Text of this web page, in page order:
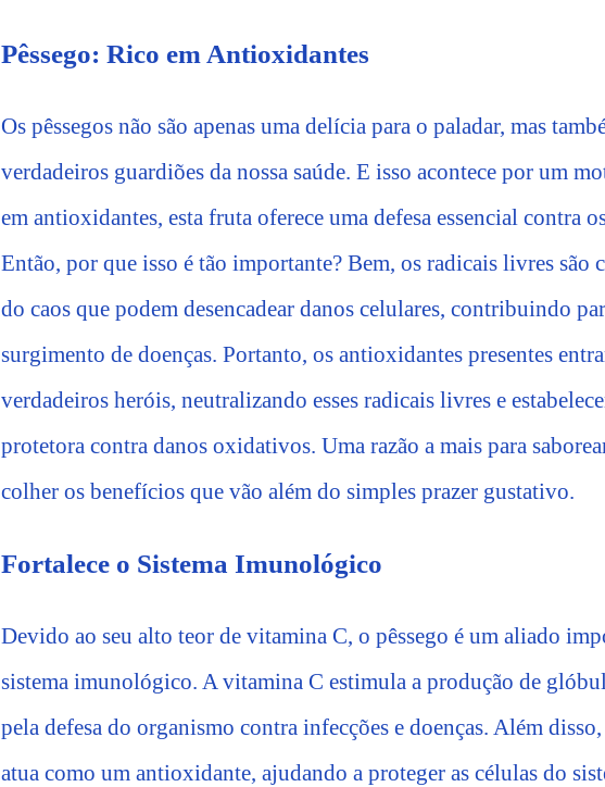
Pêssego: Rico em Antioxidantes
Os pêssegos não são apenas uma delícia para o paladar, mas
verdadeiros guardiões da nossa saúde. E isso acontece por um
em antioxidantes, esta fruta oferece uma defesa essencial contra
Então, por que isso é tão importante? Bem, os radicais livres são
do caos que podem desencadear danos celulares, contribuindo
surgimento de doenças. Portanto, os antioxidantes presentes
verdadeiros heróis, neutralizando esses radicais livres e
protetora contra danos oxidativos. Uma razão a mais para
colher os benefícios que vão além do simples prazer gustativo.
Fortalece o Sistema Imunológico
Devido ao seu alto teor de vitamina C, o pêssego é um aliado
sistema imunológico. A vitamina C estimula a produção de
pela defesa do organismo contra infecções e doenças. Além
atua como um antioxidante, ajudando a proteger as células do